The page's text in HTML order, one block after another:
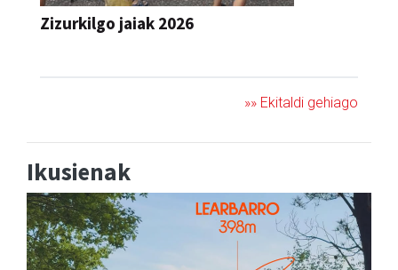
Zizurkilgo jaiak 2026
»» Ekitaldi gehiago
Ikusienak